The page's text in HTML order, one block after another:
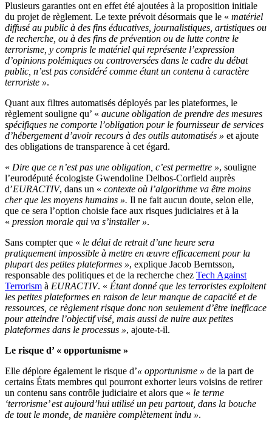
Plusieurs garanties ont en effet été ajoutées à la proposition initiale
du projet de règlement. Le texte prévoit désormais que le « matériel
diffusé au public à des fins éducatives, journalistiques, artistiques ou
de recherche, ou à des fins de prévention ou de lutte contre le
terrorisme, y compris le matériel qui représente l’expression
d’opinions polémiques ou controversées dans le cadre du débat
public, n’est pas considéré comme étant un contenu à caractère
terroriste ».
Quant aux filtres automatisés déployés par les plateformes, le
règlement souligne qu’ « aucune obligation de prendre des mesures
spécifiques ne comporte l’obligation pour le fournisseur de services
d’hébergement d’avoir recours à des outils automatisés » et ajoute
des obligations de transparence à cet égard.
« Dire que ce n’est pas une obligation, c’est permettre », souligne
l’eurodéputé écologiste Gwendoline Delbos-Corfield auprès
d’EURACTIV, dans un « contexte où l’algorithme va être moins
cher que les moyens humains ». Il ne fait aucun doute, selon elle,
que ce sera l’option choisie face aux risques judiciaires et à la
« pression morale qui va s’installer ».
Sans compter que « le délai de retrait d’une heure sera
pratiquement impossible à mettre en œuvre efficacement pour la
plupart des petites plateformes », explique Jacob Berntsson,
responsable des politiques et de la recherche chez Tech Against
Terrorism à EURACTIV. « Étant donné que les terroristes exploitent
les petites plateformes en raison de leur manque de capacité et de
ressources, ce règlement risque donc non seulement d’être inefficace
pour atteindre l’objectif visé, mais aussi de nuire aux petites
plateformes dans le processus », ajoute-t-il.
Le risque d’ « opportunisme »
Elle déplore également le risque d’« opportunisme » de la part de
certains États membres qui pourront exhorter leurs voisins de retirer
un contenu sans contrôle judiciaire et alors que « le terme
‘terrorisme’ est aujourd’hui utilisé un peu partout, dans la bouche
de tout le monde, de manière complètement indu ».